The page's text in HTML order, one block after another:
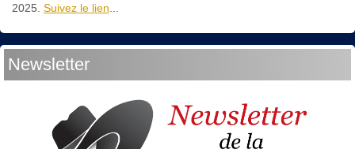
2025. Suivez le lien
Newsletter